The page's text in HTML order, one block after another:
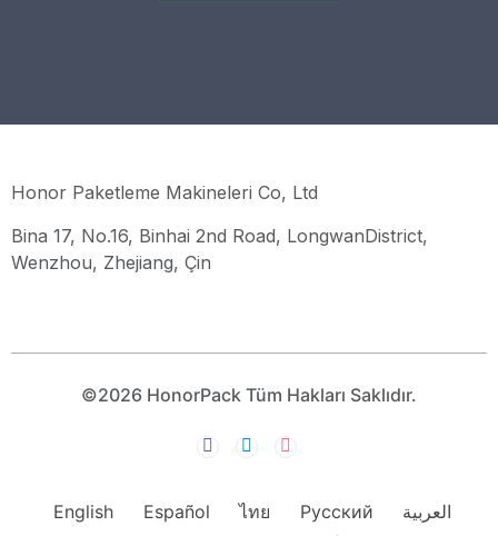
Honor Paketleme Makineleri Co, Ltd
Bina 17, No.16, Binhai 2nd Road, LongwanDistrict,
Wenzhou, Zhejiang, Çin
©2026 HonorPack Tüm Hakları Saklıdır.
English Español ไทย Русский
العربية